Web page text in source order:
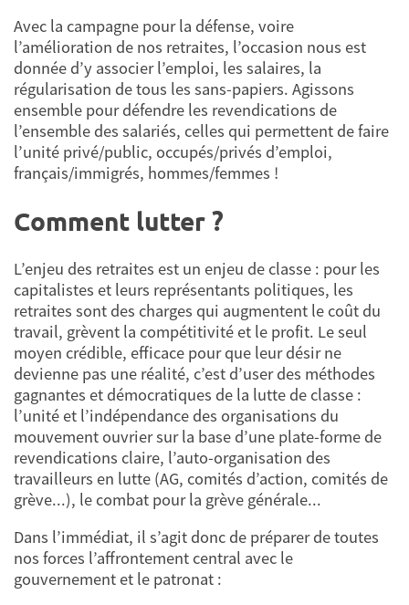
Avec la campagne pour la défense, voire
l’amélioration de nos retraites, l’occasion nous est
donnée d’y associer l’emploi, les salaires, la
régularisation de tous les sans-papiers. Agissons
ensemble pour défendre les revendications de
l’ensemble des salariés, celles qui permettent de faire
l’unité privé/public, occupés/privés d’emploi,
français/immigrés, hommes/femmes !
Comment lutter ?
L’enjeu des retraites est un enjeu de classe : pour les
capitalistes et leurs représentants politiques, les
retraites sont des charges qui augmentent le coût du
travail, grèvent la compétitivité et le profit. Le seul
moyen crédible, efficace pour que leur désir ne
devienne pas une réalité, c’est d’user des méthodes
gagnantes et démocratiques de la lutte de classe :
l’unité et l’indépendance des organisations du
mouvement ouvrier sur la base d’une plate-forme de
revendications claire, l’auto-organisation des
travailleurs en lutte (AG, comités d’action, comités de
grève...), le combat pour la grève générale...
Dans l’immédiat, il s’agit donc de préparer de toutes
nos forces l’affrontement central avec le
gouvernement et le patronat :